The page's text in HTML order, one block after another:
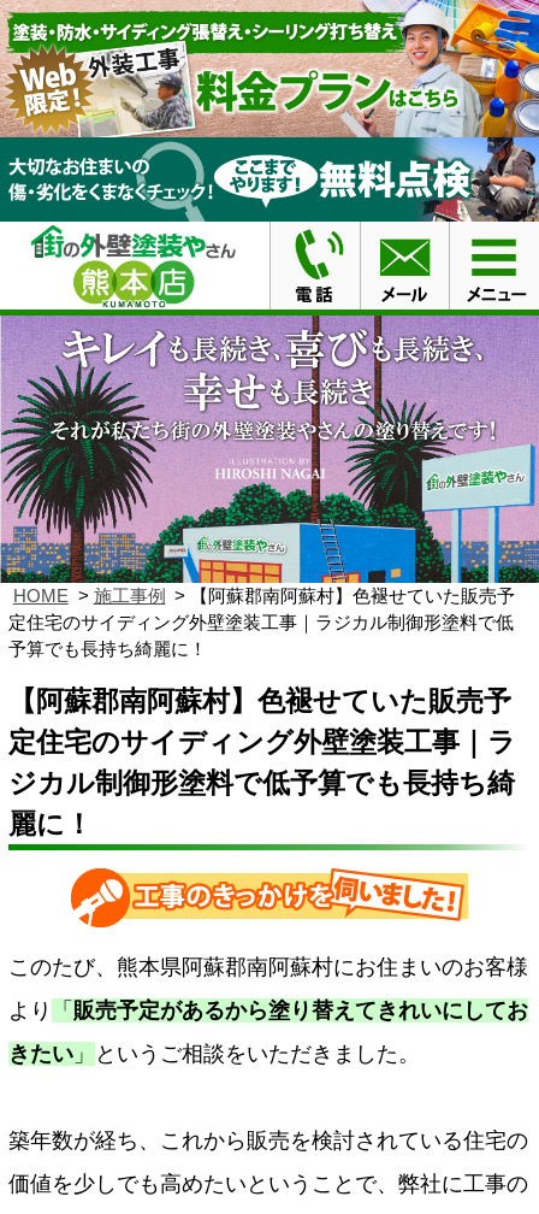
HOME 施工事例
【阿蘇郡南阿蘇村】色褪せていた販売予
定住宅のサイディング外壁塗装工事｜ラジカル制御形塗料で低
予算でも長持ち綺麗に！
【阿蘇郡南阿蘇村】色褪せていた販売予
定住宅のサイディング外壁塗装工事｜ラ
ジカル制御形塗料で低予算でも長持ち綺
麗に！
このたび、熊本県阿蘇郡南阿蘇村にお住まいのお客様
より
「 販売予定があるから塗り替えてきれいにしてお
きたい 」 というご相談をいただきました。
築年数が経ち、これから販売を検討されている住宅の
価値を少しでも高めたいということで、弊社に工事の